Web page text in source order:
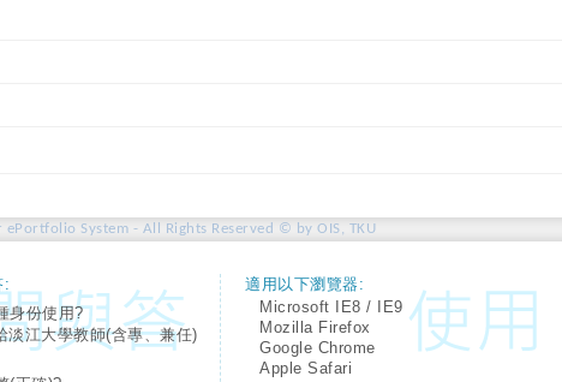
ePortfolio System - All Rights Reserved © by OIS, TKU
:
身份使用?
淡江大學教師(含專、兼任)
適用以下瀏覽器:
Microsoft IE8 / IE9
Mozilla Firefox
Google Chrome
Apple Safari